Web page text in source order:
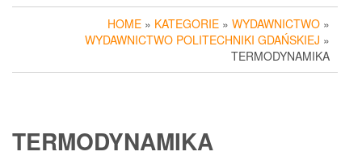
HOME » KATEGORIE » WYDAWNICTWO »
WYDAWNICTWO POLITECHNIKI GDAŃSKIEJ »
TERMODYNAMIKA
TERMODYNAMIKA